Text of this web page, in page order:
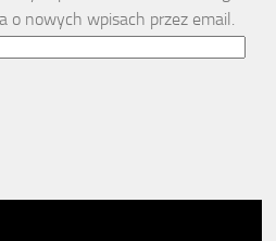
o nowych wpisach przez email.